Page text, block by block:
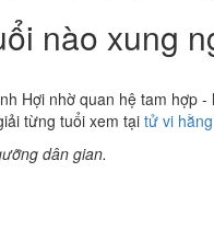
nào xung
Hợi nhờ quan hệ tam hợp
từng tuổi xem tại tử vi
dân gian.